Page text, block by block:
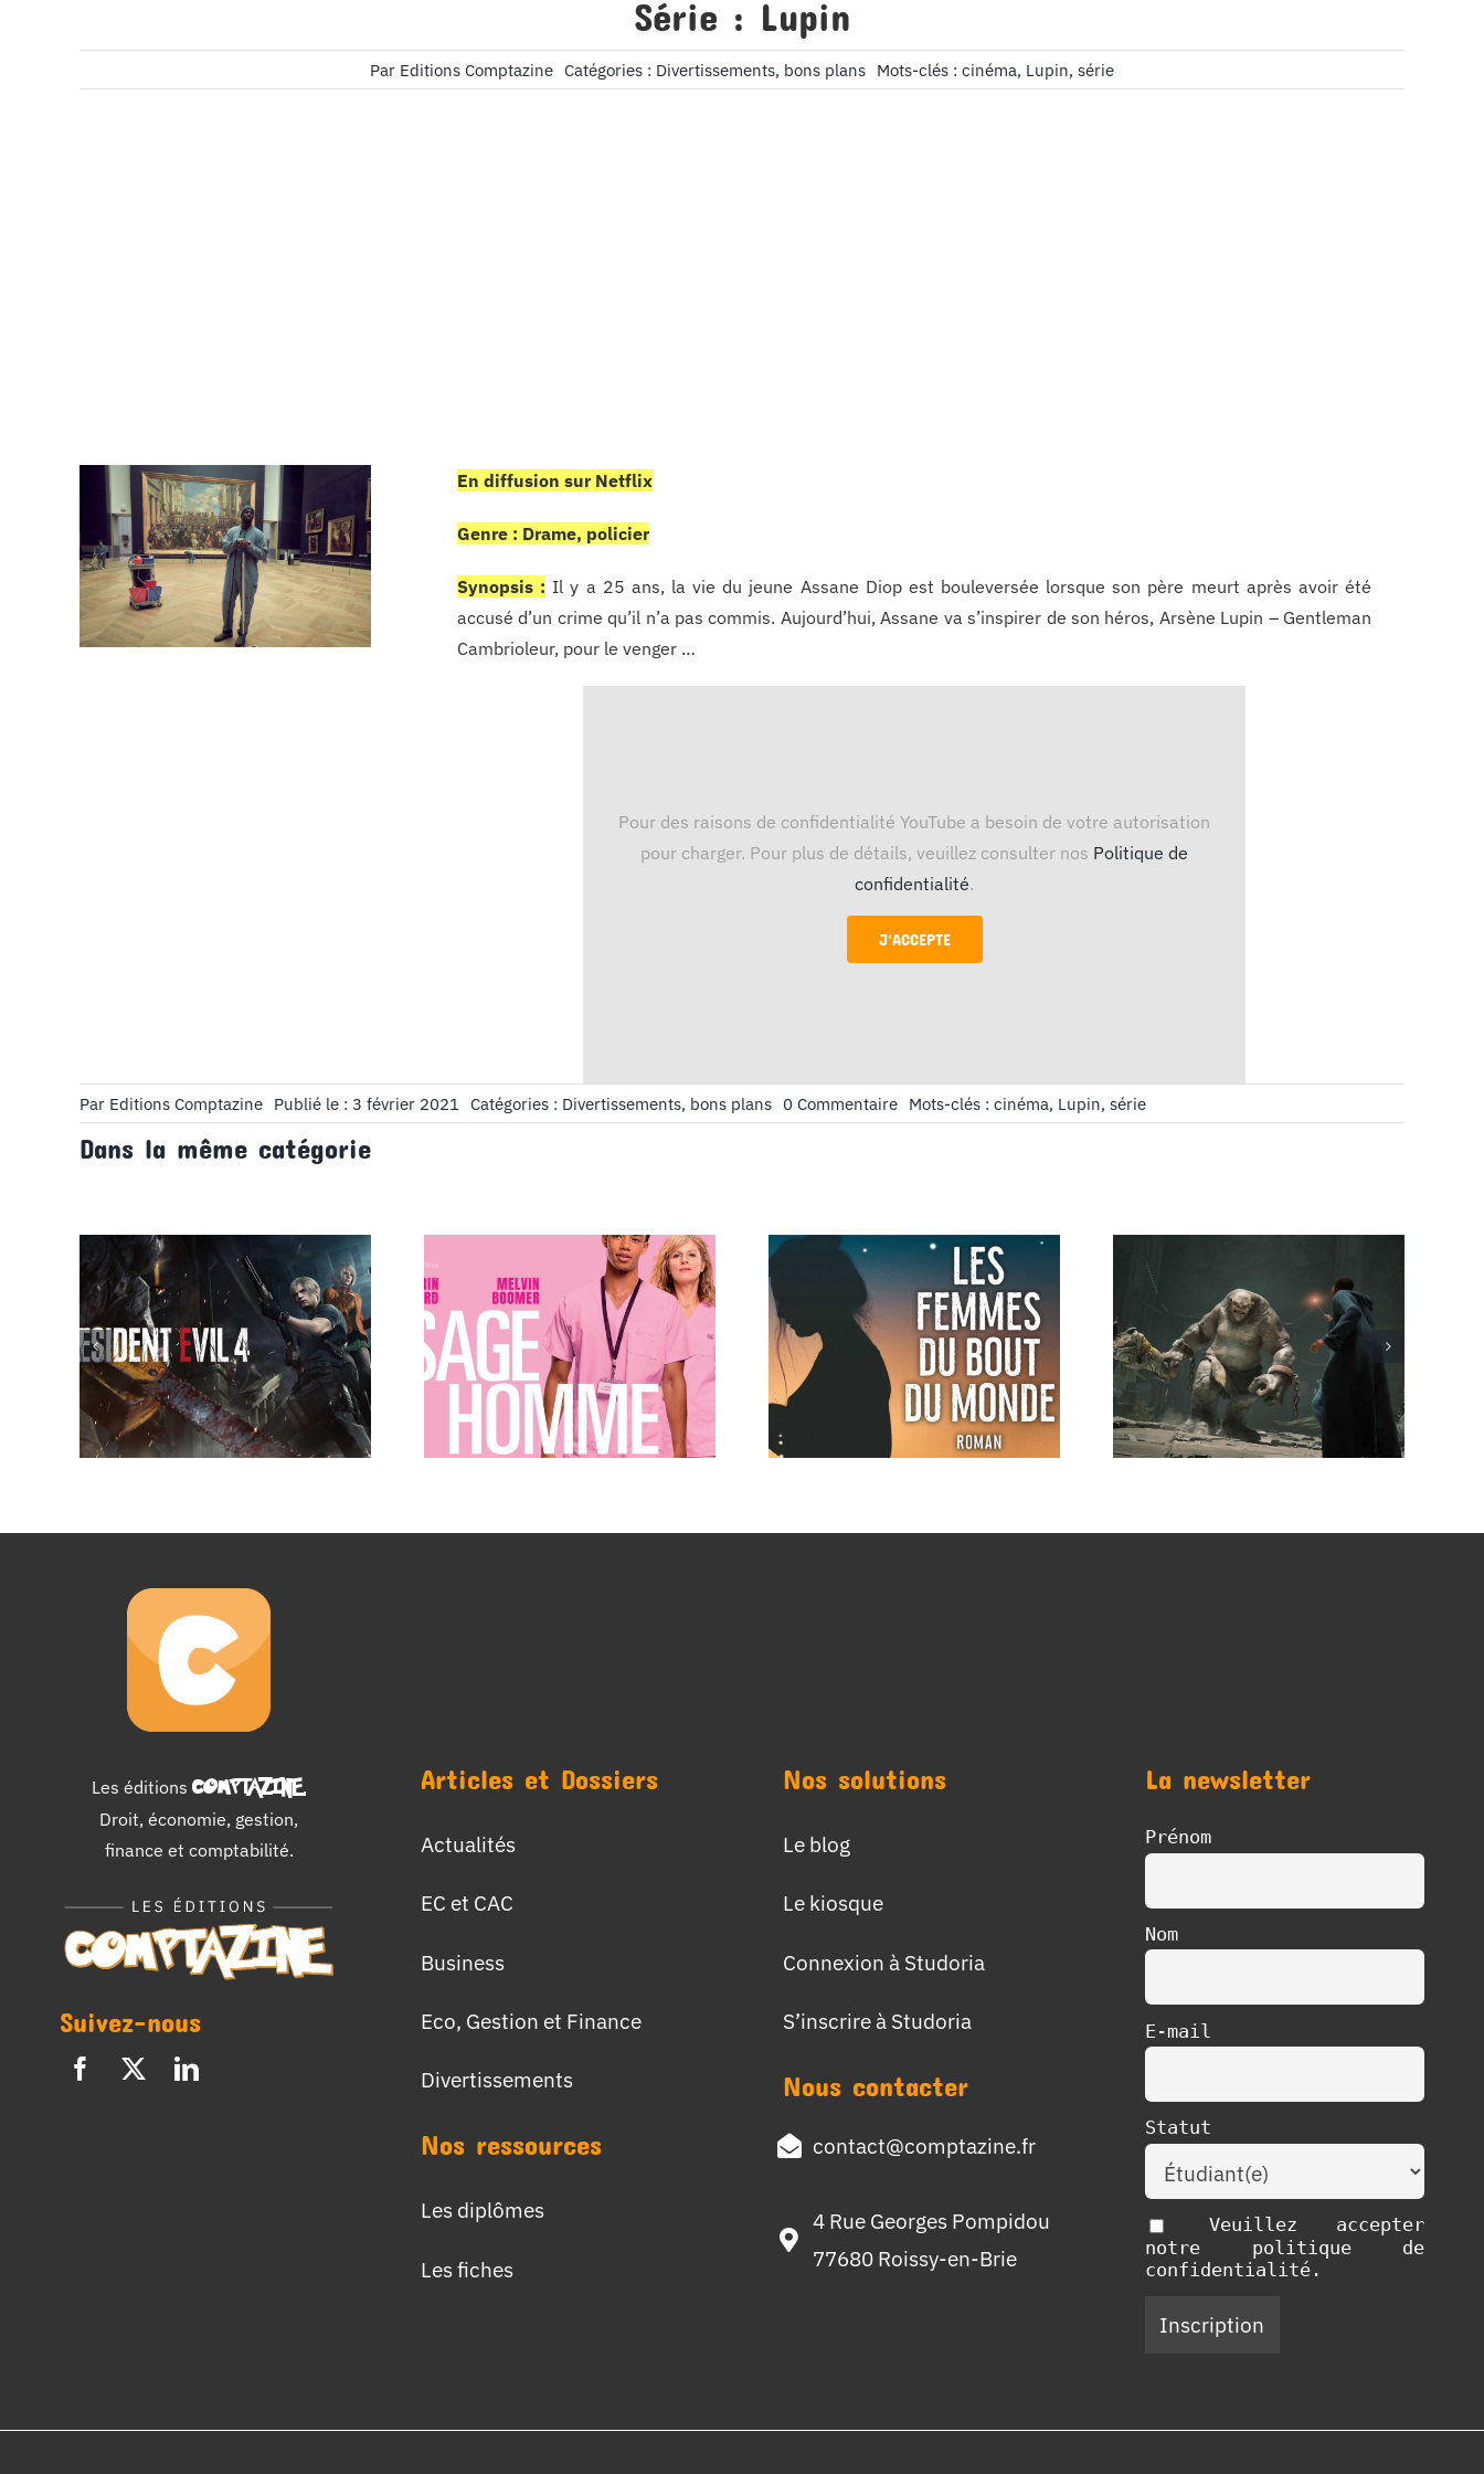
Série : Lupin
Par Editions Comptazine Catégories : Divertissements, bons plans Mots-clés : cinéma, Lupin, série
En diffusion sur Netflix
Genre : Drame, policier
Synopsis : Il y a 25 ans, la vie du jeune Assane Diop est bouleversée lorsque son père meurt après avoir été
accusé d’un crime qu’il n’a pas commis. Aujourd’hui, Assane va s’inspirer de son héros, Arsène Lupin – Gentleman
Cambrioleur, pour le venger …
Pour des raisons de confidentialité YouTube a besoin de votre autorisation
pour charger. Pour plus de détails, veuillez consulter nos Politique de
confidentialité.
J'ACCEPTE
Par Editions Comptazine Publié le : 3 février 2021 Catégories : Divertissements, bons plans 0 Commentaireon
Série
Mots-clés : cinéma, Lupin, série
Dans la même catégorie
Evil 4
Cinéma : Sage-
Homme
Livre à Lire : Les
Femmes du bout du
monde
Jeu video : Hogwarts
Poudlard
Les éditions COMPTAZINE.
Droit, économie, gestion,
finance et comptabilité.
Suivez-nous
Articles et Dossiers
Actualités
EC et CAC
Business
Eco, Gestion et Finance
Divertissements
Nos ressources
Les diplômes
Les fiches
Nos solutions
Le blog
Le kiosque
Connexion à Studoria
S’inscrire à Studoria
Nous contacter
contact@comptazine.fr
4 Rue Georges Pompidou
77680 Roissy-en-Brie
La newsletter
Prénom
Nom
E-mail
Statut
Veuillez accepter
notre politique de
confidentialité.